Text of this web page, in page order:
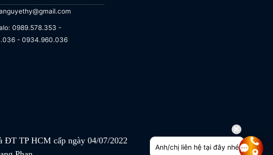
0989.578.353 -
- 0934.960.036
ĐT TP HCM cấp ngày 04/07/2022
Anh/chị liên hệ tại đây nhé